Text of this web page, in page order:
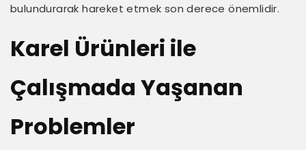
bulundurarak hareket etmek son derece önemlidir.
Karel Ürünleri ile
Çalışmada Yaşanan
Problemler